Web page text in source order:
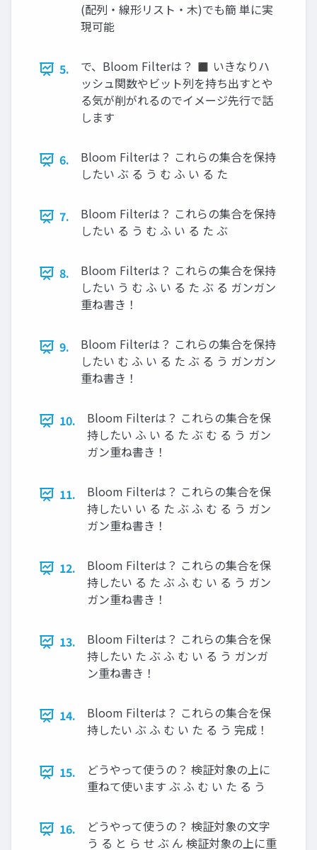
(配列・線形リスト・木)でも簡 単に実
現可能
5.
で、Bloom Filterは？ ◼ いきなりハ
ッシュ関数やビット列を持ち出すとや
る気が削がれるのでイメージ先行で話
します
6.
Bloom Filterは？ これらの集合を保持
したい ぶ る う む ふ い る た
7.
Bloom Filterは？ これらの集合を保持
したい る う む ふ い る た ぶ
8.
Bloom Filterは？ これらの集合を保持
したい う む ふ い る た ぶ る ガンガン
重ね書き！
9.
Bloom Filterは？ これらの集合を保持
したい む ふ い る た ぶ る う ガンガン
重ね書き！
10.
Bloom Filterは？ これらの集合を保
持したい ふ い る た ぶ む る う ガン
ガン重ね書き！
11.
Bloom Filterは？ これらの集合を保
持したい い る た ぶ ふ む る う ガン
ガン重ね書き！
12.
Bloom Filterは？ これらの集合を保
持したい る た ぶ ふ む い る う ガン
ガン重ね書き！
13.
Bloom Filterは？ これらの集合を保
持したい た ぶ ふ む い る う ガンガ
ン重ね書き！
14.
Bloom Filterは？ これらの集合を保
持したい ぶ ふ む い た る う 完成！
15.
どうやって使うの？ 検証対象の上に
重ねて使います ぶ ふ む い た る う
16.
どうやって使うの？ 検証対象の文字
う る と ら せ ぶ ん 検証対象の上に重